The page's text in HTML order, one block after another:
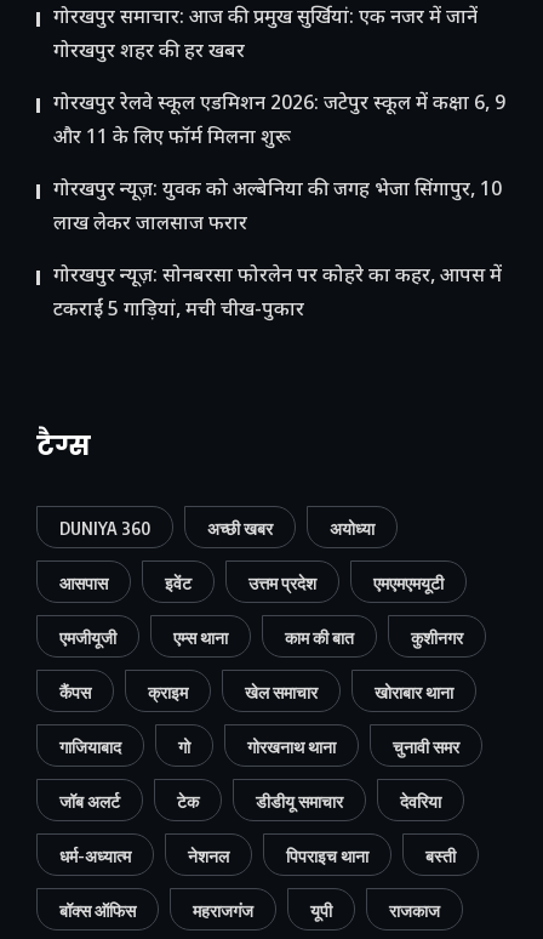
गोरखपुर समाचार: आज की प्रमुख सुर्खियां: एक नजर में जानें
गोरखपुर शहर की हर खबर
गोरखपुर रेलवे स्कूल एडमिशन 2026: जटेपुर स्कूल में कक्षा 6, 9
और 11 के लिए फॉर्म मिलना शुरू
गोरखपुर न्यूज़: युवक को अल्बेनिया की जगह भेजा सिंगापुर, 10
लाख लेकर जालसाज फरार
गोरखपुर न्यूज़: सोनबरसा फोरलेन पर कोहरे का कहर, आपस में
टकराईं 5 गाड़ियां, मची चीख-पुकार
टैग्स
DUNIYA 360 अच्छी खबर अयोध्या
आसपास इवेंट उत्तम प्रदेश एमएमएमयूटी
एमजीयूजी एम्स थाना काम की बात कुशीनगर
कैंपस क्राइम खेल समाचार खोराबार थाना
गाजियाबाद गो गोरखनाथ थाना चुनावी समर
जॉब अलर्ट टेक डीडीयू समाचार देवरिया
धर्म-अध्यात्म नेशनल पिपराइच थाना बस्ती
बॉक्स ऑफिस महराजगंज यूपी राजकाज